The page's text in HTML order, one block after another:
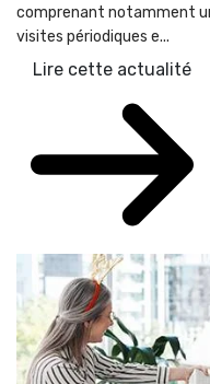
comprenant notamment
visites périodiques e...
Lire cette actualité